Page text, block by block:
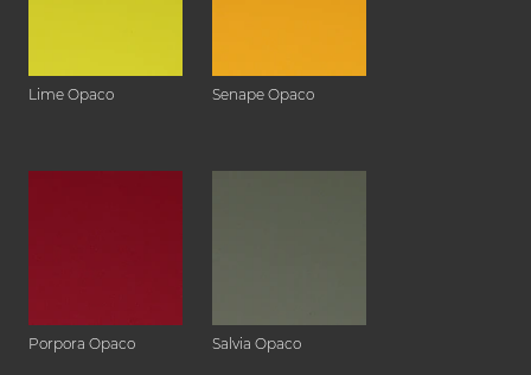
Lime Opaco Senape Opaco
Porpora Opaco Salvia Opaco